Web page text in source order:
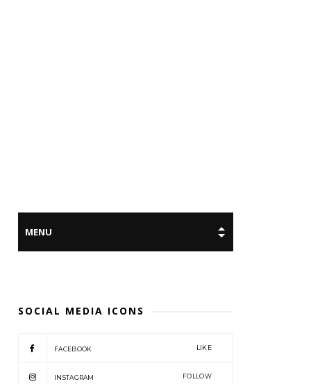
SOCIAL MEDIA ICONS
FACEBOOK LIKE
INSTAGRAM FOLLOW